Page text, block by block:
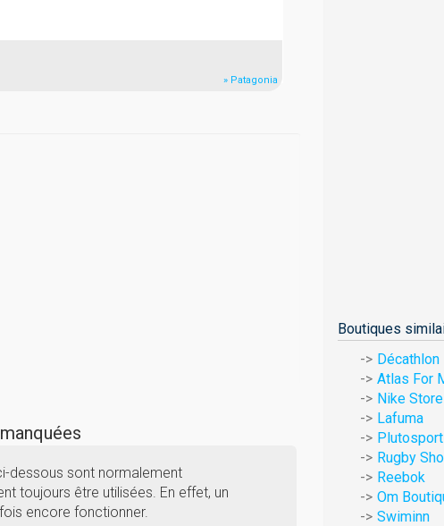
» Patagonia
dessous sont normalement
toujours être utilisées. En effet, un
encore fonctionner.
Boutiques
Décathlon
Atlas For
Nike Store
Lafuma
Plutosport
Rugby
Reebok
Om
Swiminn